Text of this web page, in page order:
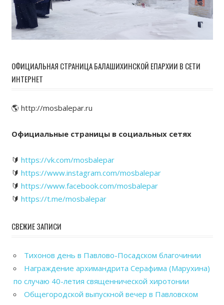
ОФИЦИАЛЬНАЯ СТРАНИЦА БАЛАШИХИНСКОЙ ЕПАРХИИ В СЕТИ
ИНТЕРНЕТ
🌎 http://mosbalepar.ru
Официальные страницы в социальных сетях
🔰 https://vk.com/mosbalepar
🔰 https://www.instagram.com/mosbalepar
🔰 https://www.facebook.com/mosbalepar
🔰 https://t.me/mosbalepar
СВЕЖИЕ ЗАПИСИ
Тихонов день в Павлово-Посадском благочинии
Награждение архимандрита Серафима (Марухина)
по случаю 40-летия священнической хиротонии
Общегородской выпускной вечер в Павловском